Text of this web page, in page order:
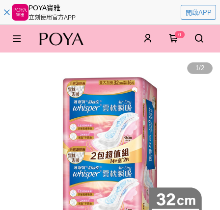
POYA寶雅
立刻使用官方APP
開啟APP
0
1/2